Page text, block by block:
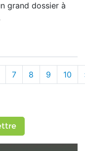
grand dossier à
7 8 9 10